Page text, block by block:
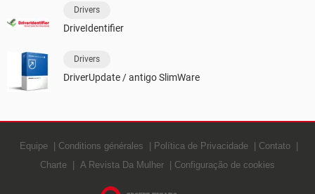
Drivers
DriveIdentifier
Drivers
DriverUpdate / antigo SlimWare
Equipe Conditions générales Política de Privacidade
Contato
Charte
A Revista Da Mulher Configuração de cookies